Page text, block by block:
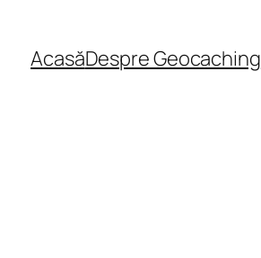
AcasăDespre Geocaching